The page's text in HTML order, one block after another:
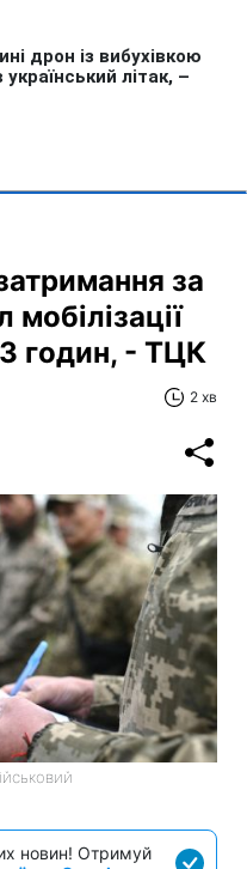
за
годин, - ТЦК
2 хв
новин! Отримуй